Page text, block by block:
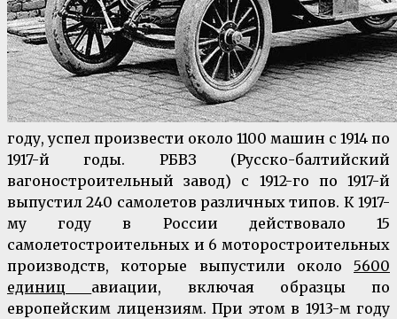
году, успел произвести около 1100 машин с 1914 по
1917-й годы. РБВЗ (Русско-балтийский
вагоностроительный завод) с 1912-го по 1917-й
выпустил 240 самолетов различных типов. К 1917-
му году в России действовало 15
самолетостроительных и 6 моторостроительных
производств, которые выпустили около 5600
единиц авиации, включая образцы по
европейским лицензиям. При этом в 1913-м году